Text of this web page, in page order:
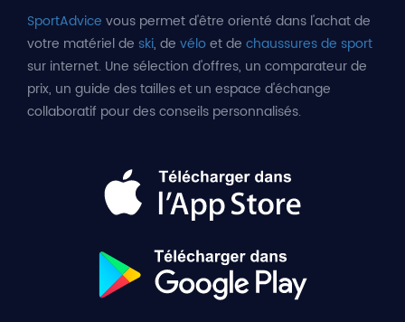
SportAdvice vous permet d'être orienté dans l'achat de
votre matériel de ski, de véloet de chaussures de sport
sur internet. Une sélection d'offres, un comparateur de
prix, un guide des tailles et un espace d'échange
collaboratif pour des conseils personnalisés.